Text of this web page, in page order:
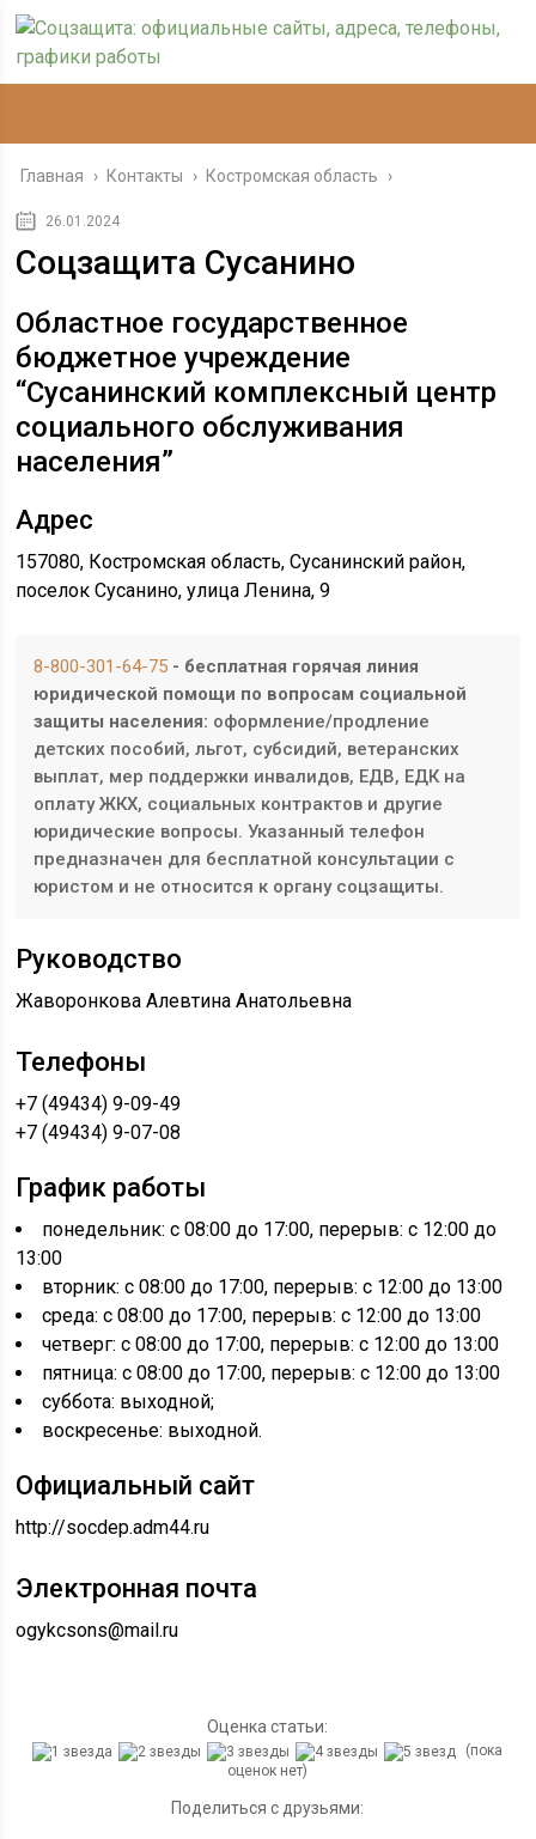
Главная › Контакты › Костромская область ›
26.01.2024
Соцзащита Сусанино
Областное государственное
бюджетное учреждение
“Сусанинский комплексный центр
социального обслуживания
населения”
Адрес
157080, Костромская область, Сусанинский район,
поселок Сусанино, улица Ленина, 9
8-800-301-64-75 - бесплатная горячая линия
юридической помощи по вопросам социальной
защиты населения: оформление/продление
детских пособий, льгот, субсидий, ветеранских
выплат, мер поддержки инвалидов, ЕДВ, ЕДК на
оплату ЖКХ, социальных контрактов и другие
юридические вопросы. Указанный телефон
предназначен для бесплатной консультации с
юристом и не относится к органу соцзащиты.
Руководство
Жаворонкова Алевтина Анатольевна
Телефоны
+7 (49434) 9-09-49
+7 (49434) 9-07-08
График работы
понедельник: с 08:00 до 17:00, перерыв: с 12:00 до
13:00
вторник: с 08:00 до 17:00, перерыв: с 12:00 до 13:00
среда: с 08:00 до 17:00, перерыв: с 12:00 до 13:00
четверг: с 08:00 до 17:00, перерыв: с 12:00 до 13:00
пятница: с 08:00 до 17:00, перерыв: с 12:00 до 13:00
суббота: выходной;
воскресенье: выходной.
Официальный сайт
http://socdep.adm44.ru
Электронная почта
ogykcsons@mail.ru
Оценка статьи:
(пока
оценок нет)
Поделиться с друзьями: